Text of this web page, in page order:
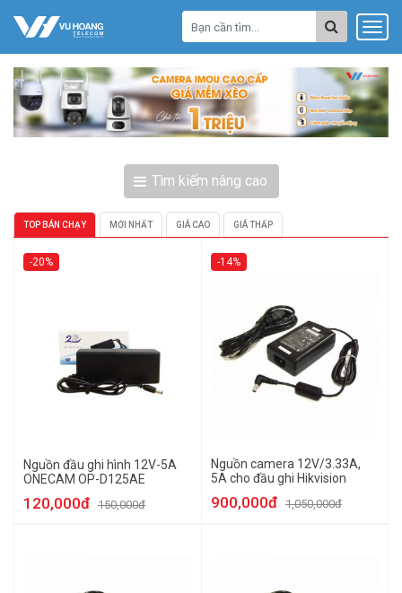
Tìm kiếm nâng cao
TOP BÁN CHẠY MỚI NHẤT GIÁ CAO GIÁ THẤP
-20%
Nguồn đầu ghi hình 12V-5A
ONECAM OP-D125AE
120,000đ 150,000đ
-14%
Nguồn camera 12V/3.33A,
5A cho đầu ghi Hikvision
900,000đ 1,050,000đ